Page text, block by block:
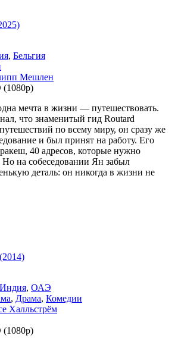
, Бельгия
Мешлен
(1080p)
мечта в жизни — путешествовать.
что знаменитый гид Routard
по всему миру, он сразу же
и был принят на работу. Его
40 адресов, которые нужно
Но на собеседовании Ян забыл
деталь: он никогда в жизни не
Индия, ОАЭ
, Драма, Комедии
Халльстрём
(1080p)